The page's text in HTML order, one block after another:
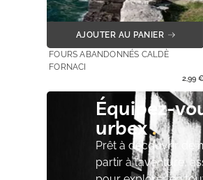
AJOUTER AU PANIER
FOURS ABANDONNÉS CALDÈ
FORNACI
2,99€
Équipez-
urbex
Prêt à découvrir de
partir à l’aventure,